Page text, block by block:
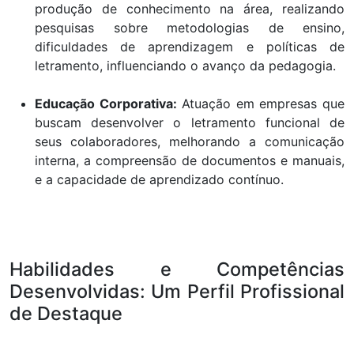
produção de conhecimento na área, realizando
pesquisas sobre metodologias de ensino,
dificuldades de aprendizagem e políticas de
letramento, influenciando o avanço da pedagogia.
Educação Corporativa: Atuação em empresas que
buscam desenvolver o letramento funcional de
seus colaboradores, melhorando a comunicação
interna, a compreensão de documentos e manuais,
e a capacidade de aprendizado contínuo.
Habilidades e Competências
Desenvolvidas: Um Perfil Profissional
de Destaque